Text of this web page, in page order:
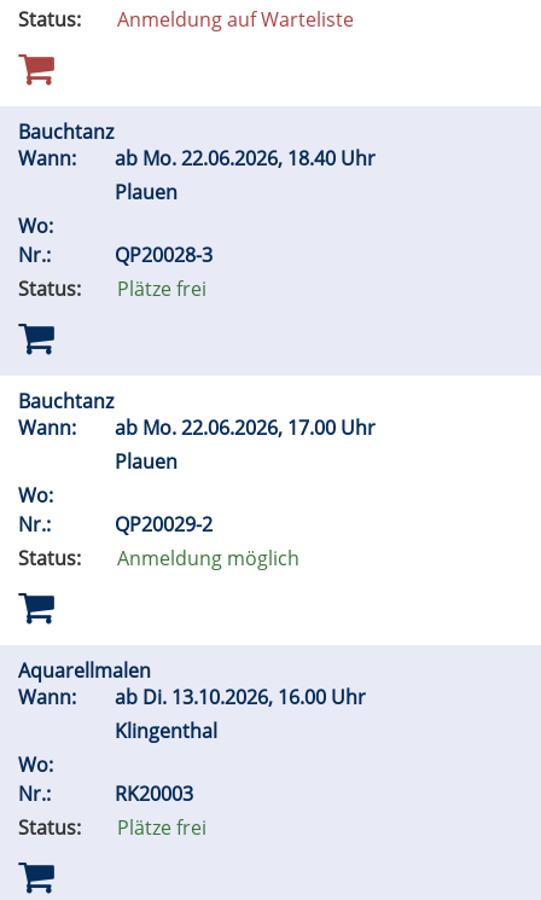
Status:
Anmeldung auf Warteliste
Bauchtanz
Wann:
ab Mo.22.06.2026, 18.40 Uhr
Plauen
Wo:
Nr.:
QP20028-3
Status:
Plätze frei
Bauchtanz
Wann:
ab Mo.22.06.2026, 17.00 Uhr
Plauen
Wo:
Nr.:
QP20029-2
Status:
Anmeldung möglich
Aquarellmalen
Wann:
ab Di. 13.10.2026, 16.00 Uhr
Klingenthal
Wo:
Nr.:
RK20003
Status:
Plätze frei